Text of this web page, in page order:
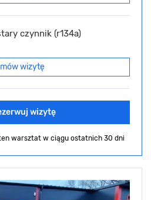
czynnik (r134a)
wizytę
wizytę
warsztat w ciągu ostatnich 30 dni